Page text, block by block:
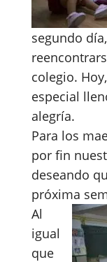
segundo
colegio.
especial
alegría.
Para los
por fin
deseando
próxima
Al
igual
que